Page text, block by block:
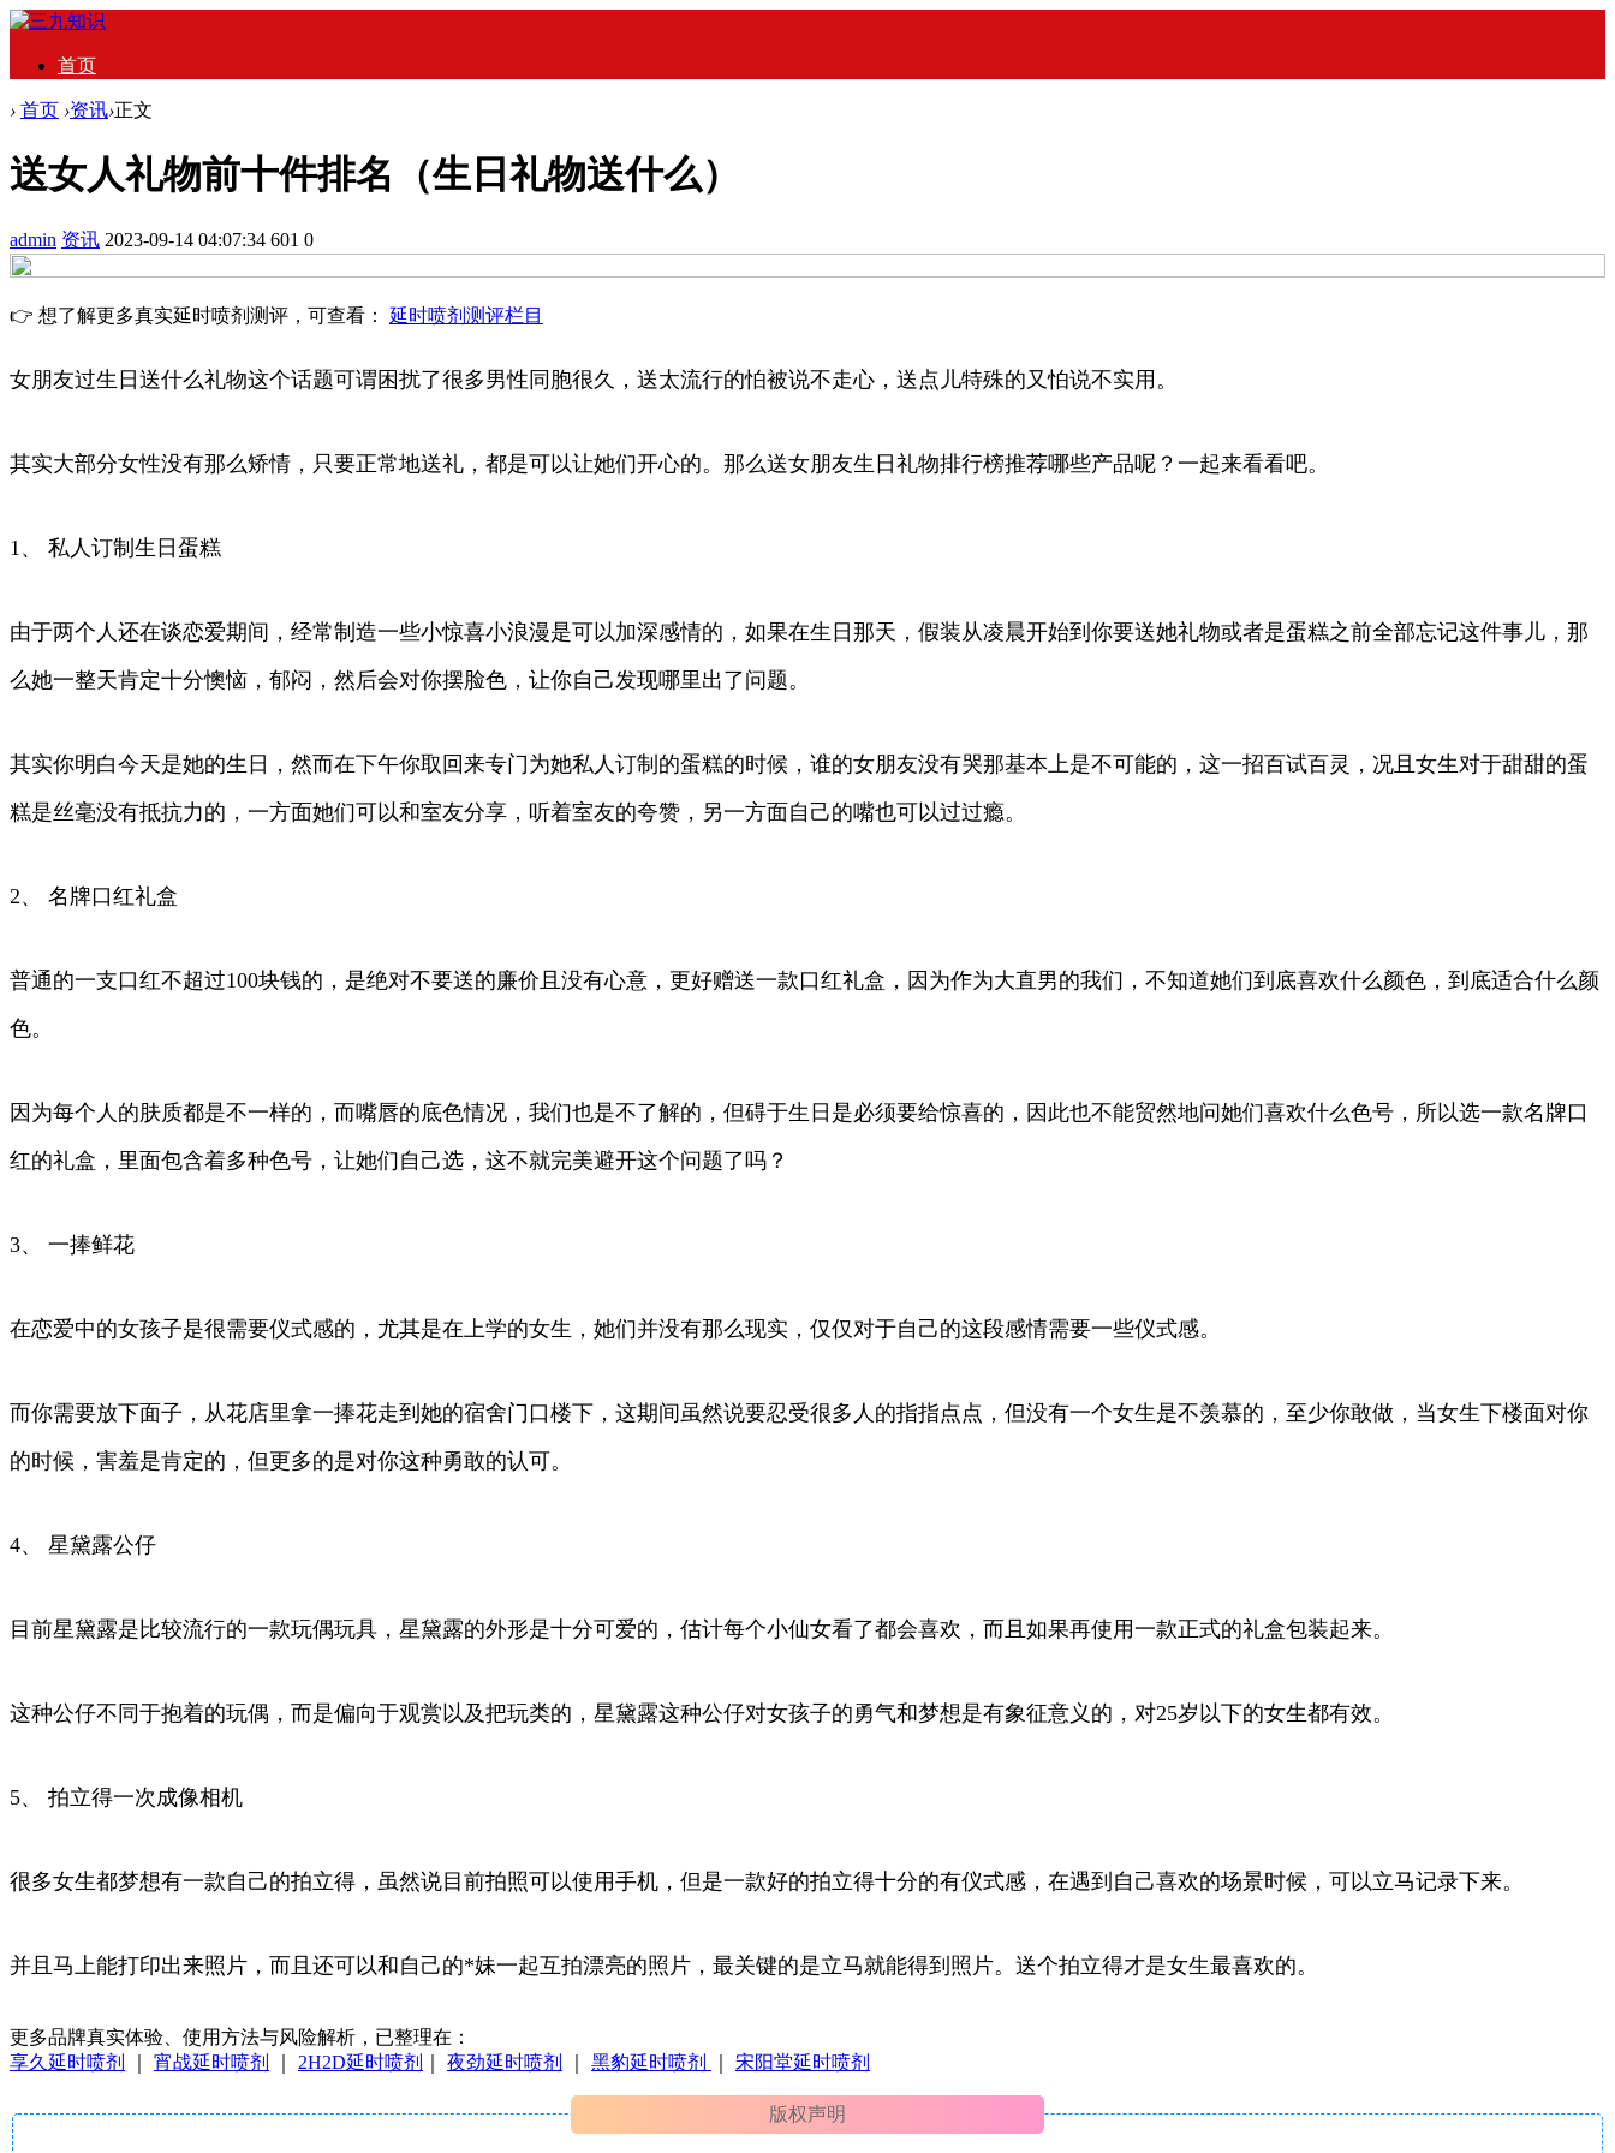
首页
› 首页 ›资讯›正文
送女人礼物前十件排名（生日礼物送什么）
admin 资讯 2023-09-14 04:07:34 601 0
👉 想了解更多真实延时喷剂测评，可查看： 延时喷剂测评栏目
女朋友过生日送什么礼物这个话题可谓困扰了很多男性同胞很久，送太流行的怕被说不走心，送点儿特殊的又怕说不实用。
其实大部分女性没有那么矫情，只要正常地送礼，都是可以让她们开心的。那么送女朋友生日礼物排行榜推荐哪些产品呢？一起来看看吧。
1、 私人订制生日蛋糕
由于两个人还在谈恋爱期间，经常制造一些小惊喜小浪漫是可以加深感情的，如果在生日那天，假装从凌晨开始到你要送她礼物或者是蛋糕之前全部忘记这件事儿，那
么她一整天肯定十分懊恼，郁闷，然后会对你摆脸色，让你自己发现哪里出了问题。
其实你明白今天是她的生日，然而在下午你取回来专门为她私人订制的蛋糕的时候，谁的女朋友没有哭那基本上是不可能的，这一招百试百灵，况且女生对于甜甜的蛋
糕是丝毫没有抵抗力的，一方面她们可以和室友分享，听着室友的夸赞，另一方面自己的嘴也可以过过瘾。
2、 名牌口红礼盒
普通的一支口红不超过100块钱的，是绝对不要送的廉价且没有心意，更好赠送一款口红礼盒，因为作为大直男的我们，不知道她们到底喜欢什么颜色，到底适合什么颜
色。
因为每个人的肤质都是不一样的，而嘴唇的底色情况，我们也是不了解的，但碍于生日是必须要给惊喜的，因此也不能贸然地问她们喜欢什么色号，所以选一款名牌口
红的礼盒，里面包含着多种色号，让她们自己选，这不就完美避开这个问题了吗？
3、 一捧鲜花
在恋爱中的女孩子是很需要仪式感的，尤其是在上学的女生，她们并没有那么现实，仅仅对于自己的这段感情需要一些仪式感。
而你需要放下面子，从花店里拿一捧花走到她的宿舍门口楼下，这期间虽然说要忍受很多人的指指点点，但没有一个女生是不羡慕的，至少你敢做，当女生下楼面对你
的时候，害羞是肯定的，但更多的是对你这种勇敢的认可。
4、 星黛露公仔
目前星黛露是比较流行的一款玩偶玩具，星黛露的外形是十分可爱的，估计每个小仙女看了都会喜欢，而且如果再使用一款正式的礼盒包装起来。
这种公仔不同于抱着的玩偶，而是偏向于观赏以及把玩类的，星黛露这种公仔对女孩子的勇气和梦想是有象征意义的，对25岁以下的女生都有效。
5、 拍立得一次成像相机
很多女生都梦想有一款自己的拍立得，虽然说目前拍照可以使用手机，但是一款好的拍立得十分的有仪式感，在遇到自己喜欢的场景时候，可以立马记录下来。
并且马上能打印出来照片，而且还可以和自己的*妹一起互拍漂亮的照片，最关键的是立马就能得到照片。送个拍立得才是女生最喜欢的。
更多品牌真实体验、使用方法与风险解析，已整理在：
享久延时喷剂
宵战延时喷剂 2H2D延时喷剂 夜劲延时喷剂 黑豹延时喷剂 宋阳堂延时喷剂
版权声明